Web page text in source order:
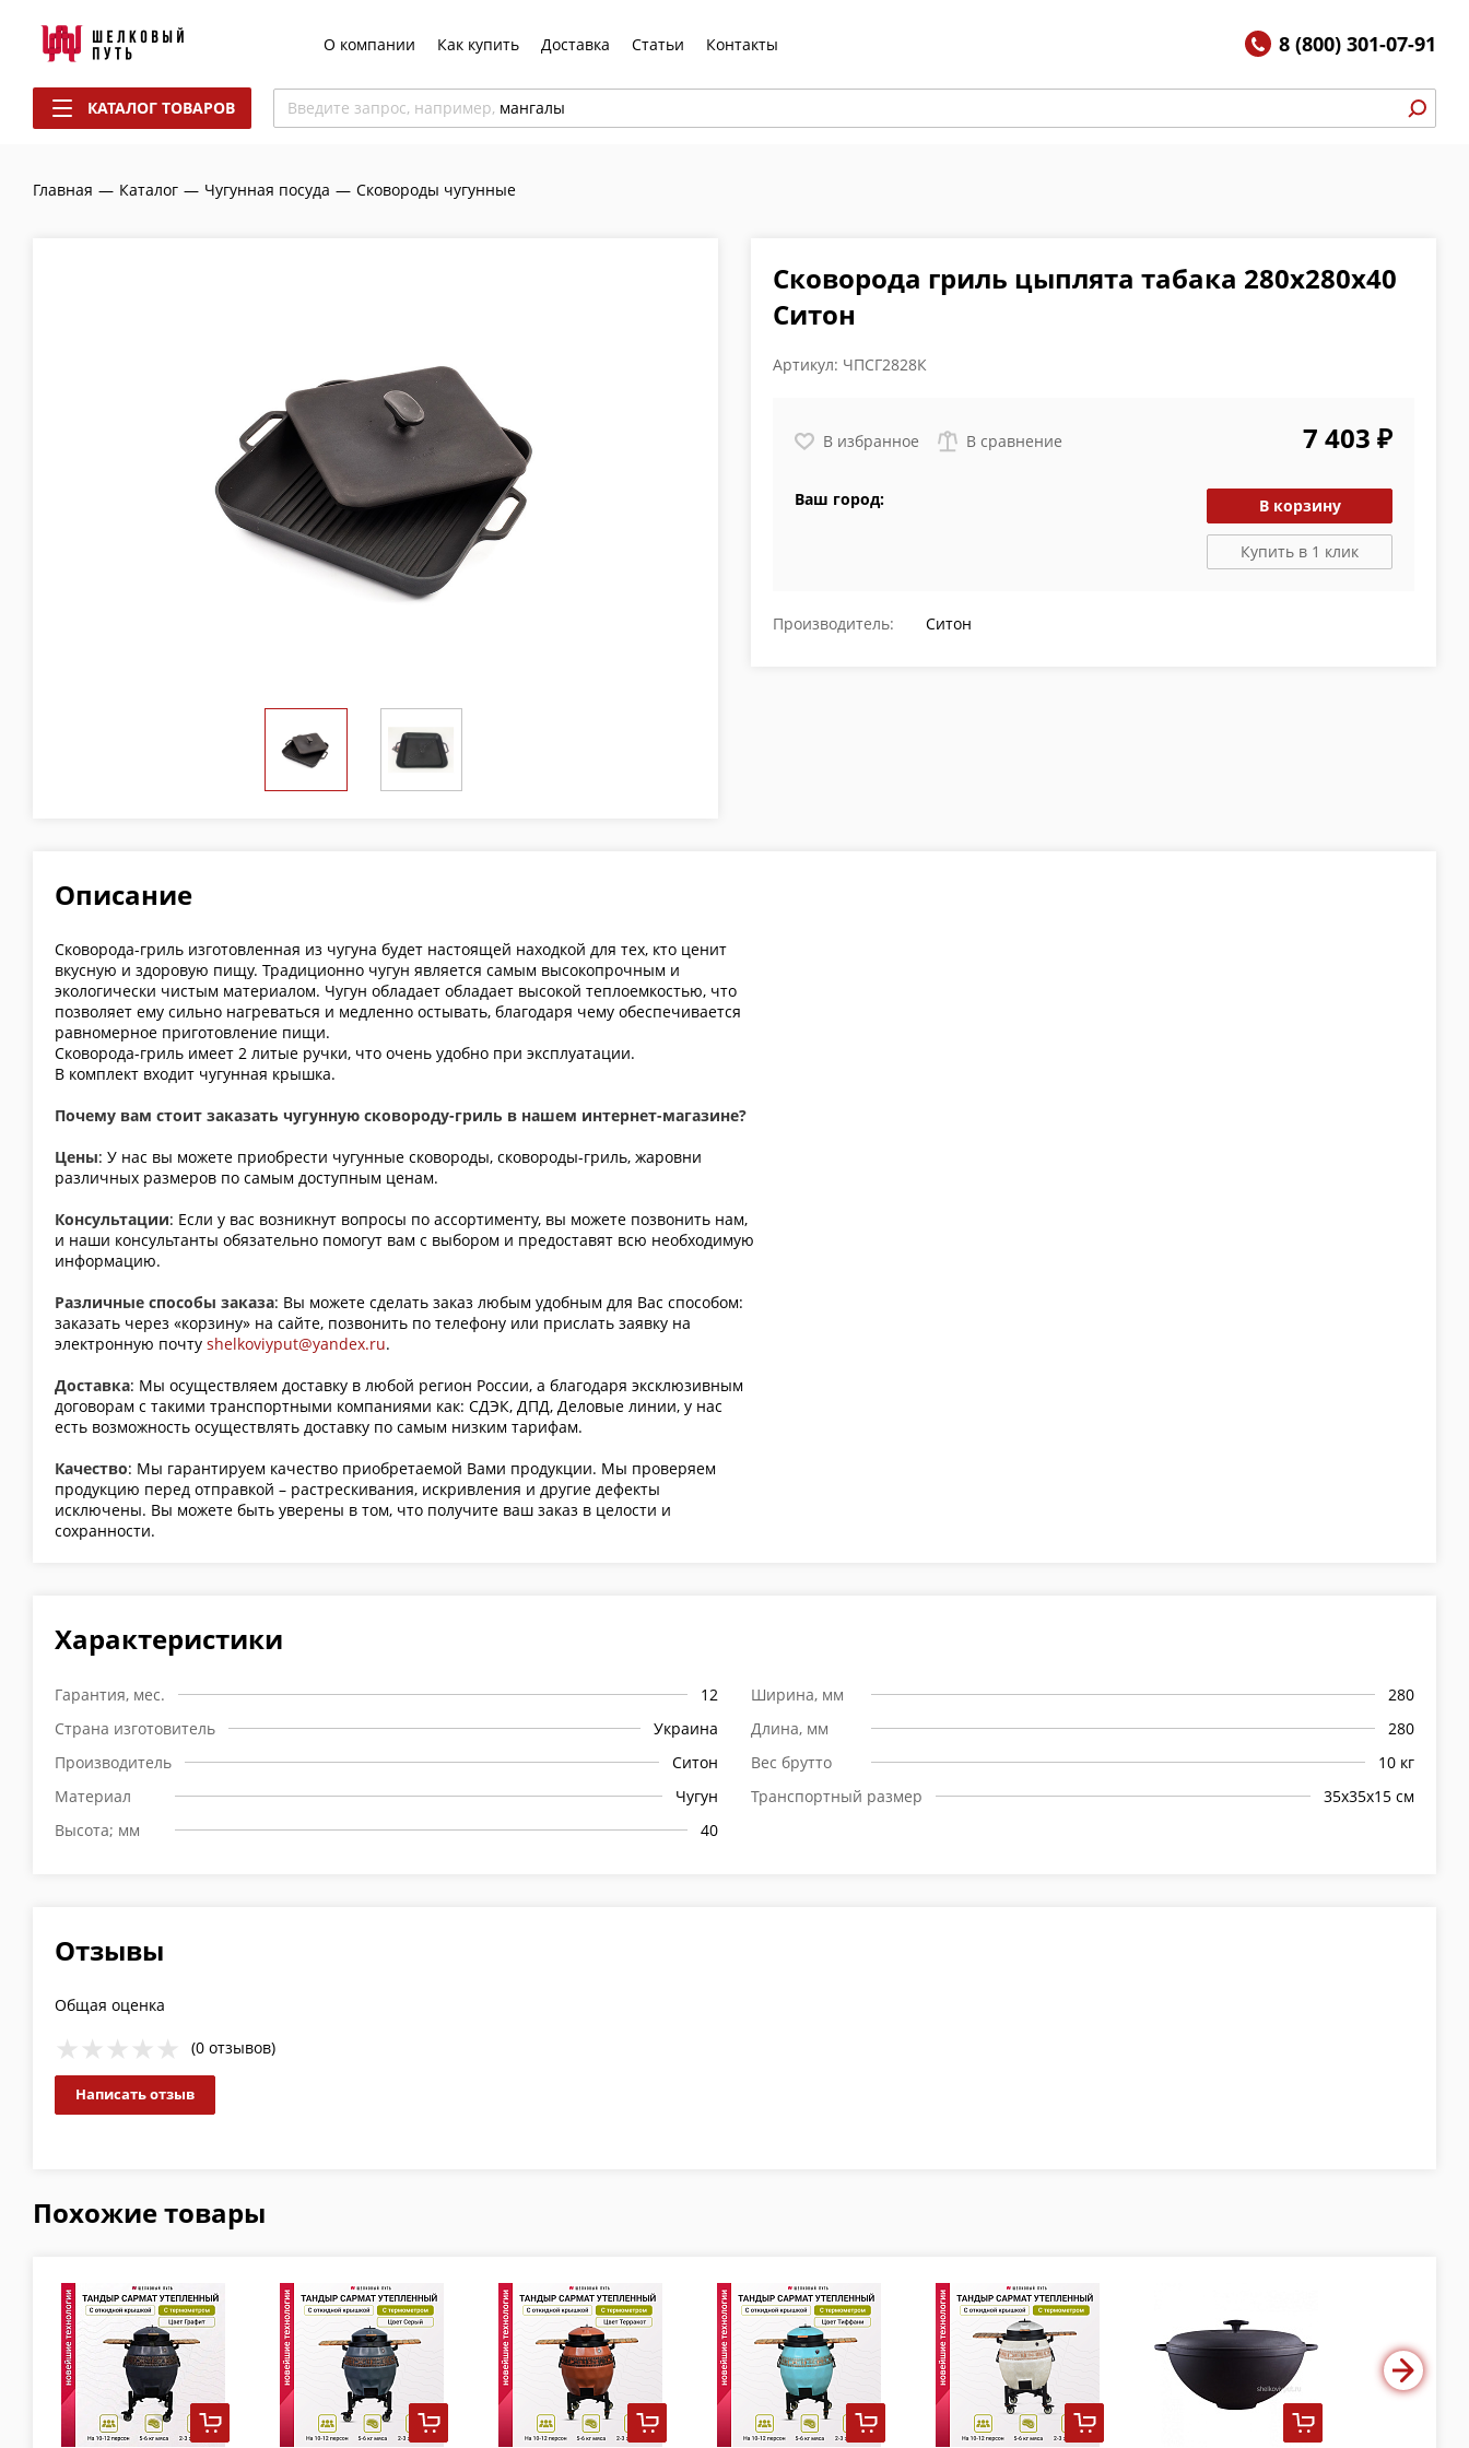
О компании Как купить Доставка Статьи Контакты 8 (800) 301-07-91
КАТАЛОГ ТОВАРОВ Введите запрос, например, мангалы
Главная — Каталог — Чугунная посуда — Сковороды чугунные
Сковорода гриль цыплята табака 280х280х40
Ситон
Артикул: ЧПСГ2828К
В избранное В сравнение 7 403 ₽
Ваш город: В корзину
Купить в 1 клик
Производитель: Ситон
Описание
Сковорода-гриль изготовленная из чугуна будет настоящей находкой для тех, кто ценит
вкусную и здоровую пищу. Традиционно чугун является самым высокопрочным и
экологически чистым материалом. Чугун обладает обладает высокой теплоемкостью, что
позволяет ему сильно нагреваться и медленно остывать, благодаря чему обеспечивается
равномерное приготовление пищи.
Сковорода-гриль имеет 2 литые ручки, что очень удобно при эксплуатации.
В комплект входит чугунная крышка.
Почему вам стоит заказать чугунную сковороду-гриль в нашем интернет-магазине?
Цены: У нас вы можете приобрести чугунные сковороды, сковороды-гриль, жаровни
различных размеров по самым доступным ценам.
Консультации: Если у вас возникнут вопросы по ассортименту, вы можете позвонить нам,
и наши консультанты обязательно помогут вам с выбором и предоставят всю необходимую
информацию.
Различные способы заказа: Вы можете сделать заказ любым удобным для Вас способом:
заказать через «корзину» на сайте, позвонить по телефону или прислать заявку на
электронную почту shelkoviyput@yandex.ru.
Доставка: Мы осуществляем доставку в любой регион России, а благодаря эксклюзивным
договорам с такими транспортными компаниями как: СДЭК, ДПД, Деловые линии, у нас
есть возможность осуществлять доставку по самым низким тарифам.
Качество: Мы гарантируем качество приобретаемой Вами продукции. Мы проверяем
продукцию перед отправкой – растрескивания, искривления и другие дефекты
исключены. Вы можете быть уверены в том, что получите ваш заказ в целости и
сохранности.
Характеристики
Гарантия, мес.
12
Страна изготовитель
Украина
Производитель
Ситон
Материал
Чугун
Высота; мм
40
Ширина, мм
280
Длина, мм
280
Вес брутто
10 кг
Транспортный размер
35х35х15 см
Отзывы
Общая оценка
(0 отзывов)
Написать отзыв
Похожие товары